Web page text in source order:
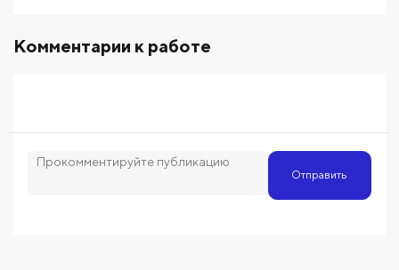
Комментарии к работе
Отправить